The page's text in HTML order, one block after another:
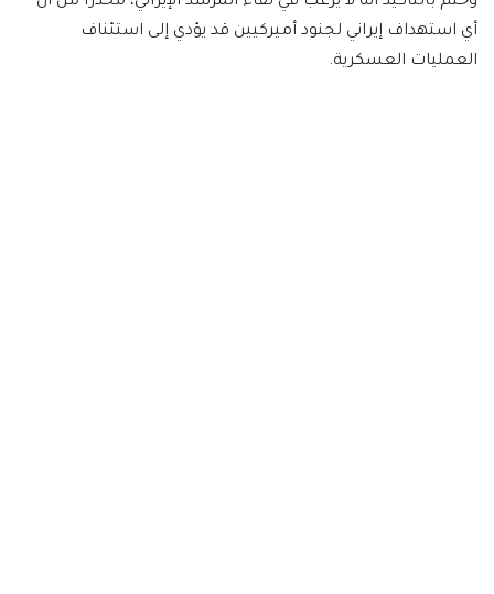
أي استهداف إيراني لجنود أميركيين قد يؤدي إلى استئناف
العمليات العسكرية.